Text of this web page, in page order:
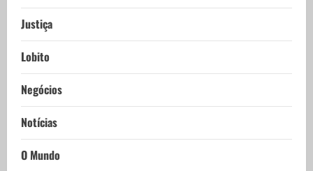
Justiça
Lobito
Negócios
Notícias
O Mundo